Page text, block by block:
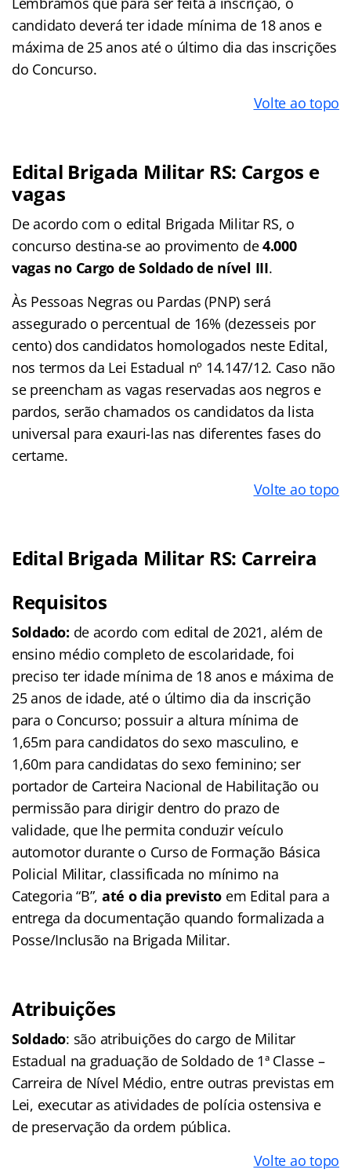
candidato deverá ter idade mínima de 18 anos e
máxima de 25 anos até o último dia das inscrições
do Concurso.
Volte ao topo
Edital Brigada Militar RS: Cargos e
vagas
De acordo com o edital Brigada Militar RS, o
concurso destina-se ao provimento de4.000
vagas no Cargo de Soldado de nível III.
Às Pessoas Negras ou Pardas (PNP) será
assegurado o percentual de 16% (dezesseis por
cento) dos candidatos homologados neste Edital,
nos termos da Lei Estadual nº 14.147/12. Caso não
se preencham as vagas reservadas aos negros e
pardos, serão chamados os candidatos da lista
universal para exauri-las nas diferentes fases do
certame.
Volte ao topo
Edital Brigada Militar RS: Carreira
Requisitos
Soldado: de acordo com edital de 2021, além de
ensino médio completo de escolaridade, foi
preciso ter idade mínima de 18 anos e máxima de
25 anos de idade, até o último dia da inscrição
para o Concurso; possuir a altura mínima de
1,65m para candidatos do sexo masculino, e
1,60m para candidatas do sexo feminino; ser
portador de Carteira Nacional de Habilitação ou
permissão para dirigir dentro do prazo de
validade, que lhe permita conduzir veículo
automotor durante o Curso de Formação Básica
Policial Militar, classificada no mínimo na
Categoria “B”, até o dia previsto em Edital para a
entrega da documentação quando formalizada a
Posse/Inclusão na Brigada Militar.
Atribuições
Soldado: são atribuições do cargo de Militar
Estadual na graduação de Soldado de 1ª Classe –
Carreira de Nível Médio, entre outras previstas em
Lei, executar as atividades de polícia ostensiva e
de preservação da ordem pública.
Volte ao topo